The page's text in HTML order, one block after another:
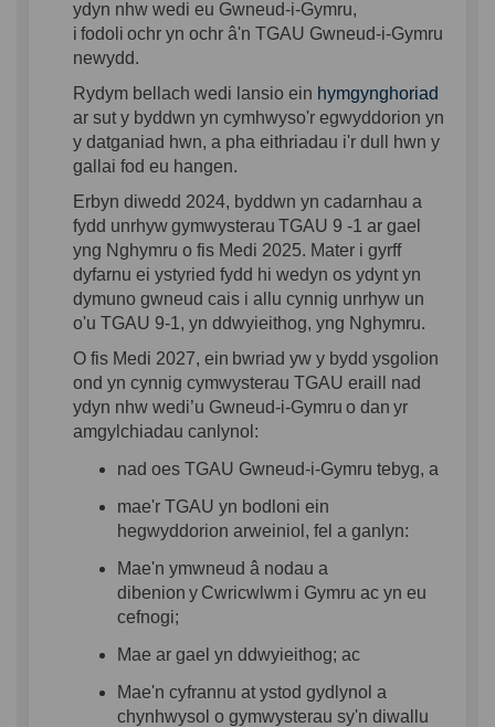
ydyn nhw wedi eu Gwneud-i-Gymru,
i fodoli ochr yn ochr â'n TGAU Gwneud-i-Gymru
newydd.
Rydym bellach wedi lansio ein hymgynghoriad
ar sut y byddwn yn cymhwyso'r egwyddorion yn
y datganiad hwn, a pha eithriadau i'r dull hwn y
gallai fod eu hangen.
Erbyn diwedd 2024, byddwn yn cadarnhau a
fydd unrhywgymwysterau TGAU 9 -1 ar gael
yng Nghymru o fis Medi 2025. Mater i gyrff
dyfarnu ei ystyried fydd hi wedyn os ydynt yn
dymuno gwneud cais i allu cynnig unrhyw un
o'u TGAU 9-1, yn ddwyieithog, yng Nghymru.
O fis Medi 2027, ein bwriad yw y bydd ysgolion
ond yn cynnig cymwysterau TGAU eraill
nad
ydyn nhw wedi’u Gwneud-i-Gymru o dan yr
amgylchiadau canlynol :
nad oes TGAU Gwneud-i-Gymru tebyg, a
mae'r TGAU yn bodloni ein
hegwyddorion arweiniol , fel a ganlyn:
Mae'n ymwneud â nodau a
dibenion y Cwricwlwm i Gymru ac yn eu
cefnogi;
Mae ar gael yn ddwyieithog; ac
Mae'n cyfrannu at ystod gydlynol a
chynhwysol o gymwysterau sy'n diwallu